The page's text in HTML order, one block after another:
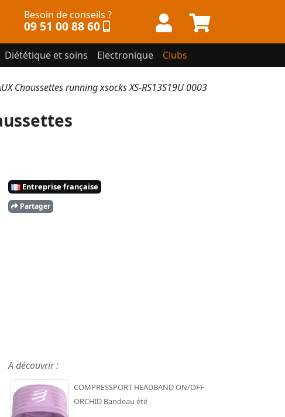
Besoin de conseils ?
09 51 00 88 60
Diététique et soins Electronique Clubs
Chaussettes running xsocks XS-RS13S19U 0003
Entreprise française
Partager
A découvrir :
COMPRESSPORT HEADBAND ON/OFF
ORCHID Bandeau été